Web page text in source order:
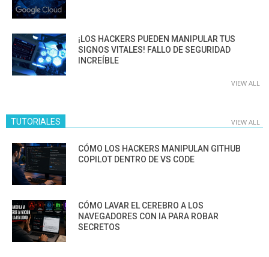
¡LOS HACKERS PUEDEN MANIPULAR TUS
SIGNOS VITALES! FALLO DE SEGURIDAD
INCREÍBLE
VIEW ALL
TUTORIALES VIEW ALL
CÓMO LOS HACKERS MANIPULAN GITHUB
COPILOT DENTRO DE VS CODE
CÓMO LAVAR EL CEREBRO A LOS
NAVEGADORES CON IA PARA ROBAR
SECRETOS